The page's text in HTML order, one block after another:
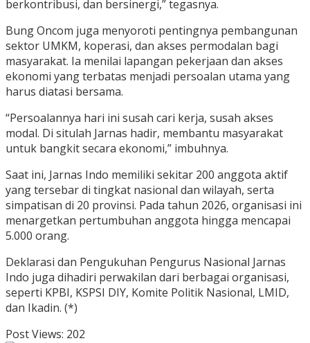
berkontribusi, dan bersinergi,” tegasnya.
Bung Oncom juga menyoroti pentingnya pembangunan
sektor UMKM, koperasi, dan akses permodalan bagi
masyarakat. Ia menilai lapangan pekerjaan dan akses
ekonomi yang terbatas menjadi persoalan utama yang
harus diatasi bersama.
“Persoalannya hari ini susah cari kerja, susah akses
modal. Di situlah Jarnas hadir, membantu masyarakat
untuk bangkit secara ekonomi,” imbuhnya.
Saat ini, Jarnas Indo memiliki sekitar 200 anggota aktif
yang tersebar di tingkat nasional dan wilayah, serta
simpatisan di 20 provinsi. Pada tahun 2026, organisasi ini
menargetkan pertumbuhan anggota hingga mencapai
5.000 orang.
Deklarasi dan Pengukuhan Pengurus Nasional Jarnas
Indo juga dihadiri perwakilan dari berbagai organisasi,
seperti KPBI, KSPSI DIY, Komite Politik Nasional, LMID,
dan Ikadin. (*)
Post Views: 202